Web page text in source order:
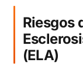
Riesgos
(ELA)